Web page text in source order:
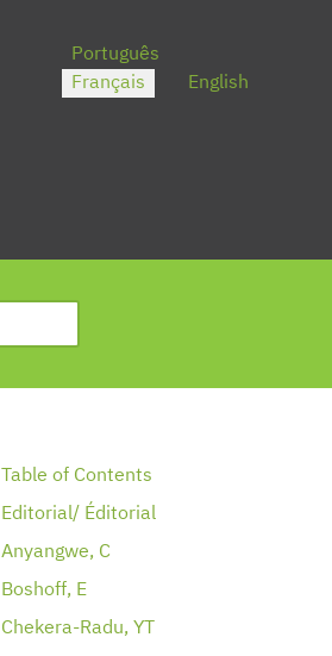
Sélectionnez votre langue
Português
Français
English
Table of Contents
Editorial/ Éditorial
Anyangwe, C
Boshoff, E
Chekera-Radu, YT